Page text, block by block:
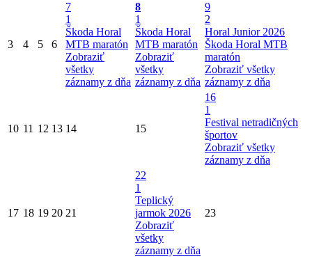
3 4 5 6
7
1
Škoda Horal
MTB maratón
Zobraziť
všetky
záznamy z dňa
8
1
Škoda Horal
MTB maratón
Zobraziť
všetky
záznamy z dňa
9
2
Horal Junior 2026
Škoda Horal MTB
maratón
Zobraziť všetky
záznamy z dňa
10 11 12 13 14 15
16
1
Festival netradičných
športov
Zobraziť všetky
záznamy z dňa
17 18 19 20 21
22
1
Teplický
jarmok 2026
Zobraziť
všetky
záznamy z dňa
23